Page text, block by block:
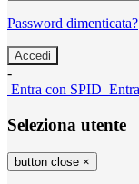
Password dimenticata?
-
Entra con SPID
Seleziona utente
button close ×